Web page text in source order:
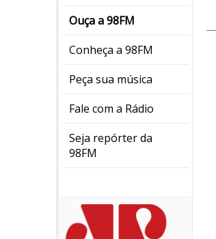
Ouça a 98FM
Conheça a 98FM
Peça sua música
Fale com a Rádio
Seja repórter da
98FM